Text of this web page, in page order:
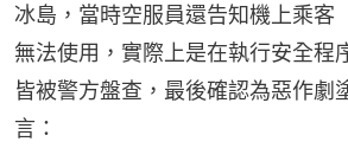
冰島，當時空服員還告知機上乘客
無法使用，實際上是在執行安全程
皆被警方盤查，最後確認為惡作劇
言：